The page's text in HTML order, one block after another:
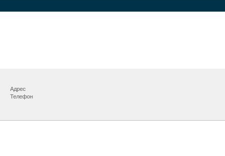
Адрес
Телефон